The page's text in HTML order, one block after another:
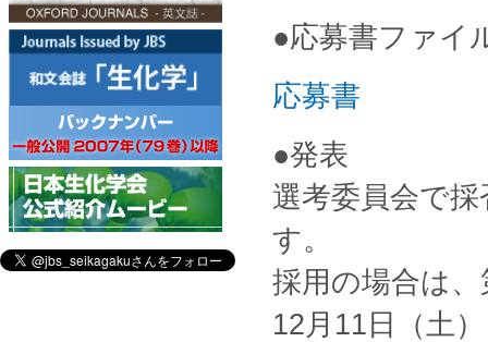
●応募書ファイ
応募書
●発表
選考委員会で
す。
採用の場合は
12月11日（土